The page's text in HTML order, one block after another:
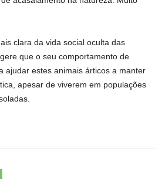
clara da vida social oculta das
que o seu comportamento de
ajudar estes animais árticos a manter
apesar de viverem em populações